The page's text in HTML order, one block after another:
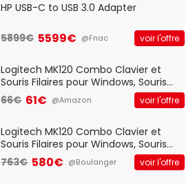
HP USB-C to USB 3.0 Adapter
5899€ 5599€ @Fnac voir l'offre
Logitech MK120 Combo Clavier et
Souris Filaires pour Windows, Souris
Optique Filaire, Connexion USB Plug
And Play, Confortable, Taille
QWERTY UK - Noir
66€ 61€ @Amazon voir l'offre
Logitech MK120 Combo Clavier et
Souris Filaires pour Windows, Souris
Optique Filaire, Connexion USB Plug
And Play, Confortable, Taille
763€ 580€ @Boulanger voir l'offre